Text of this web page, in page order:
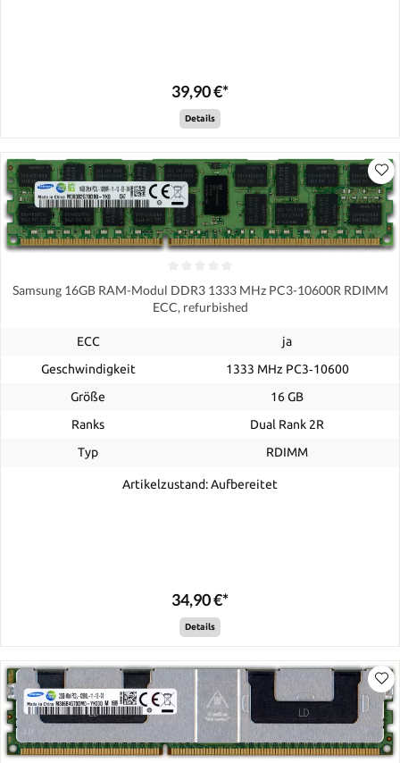
39,90 €*
Details
Samsung 16GB RAM-Modul DDR3 1333 MHz PC3-10600R RDIMM
ECC, refurbished
ECC
ja
Geschwindigkeit
1333 MHz PC3‑10600
Größe
16 GB
Ranks
Dual Rank 2R
Typ
RDIMM
Artikelzustand: Aufbereitet
34,90 €*
Details